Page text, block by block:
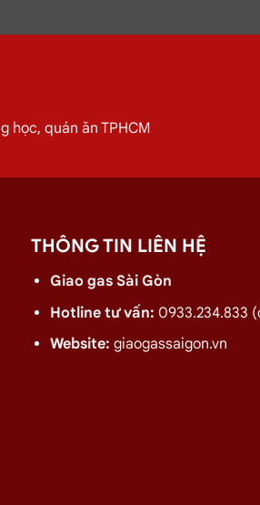
học, quán ăn TPHCM
THÔNG TIN LIÊN HỆ
Giao gas Sài Gòn
Hotline tư vấn: 0933.234.833
Website: giaogassaigon.vn